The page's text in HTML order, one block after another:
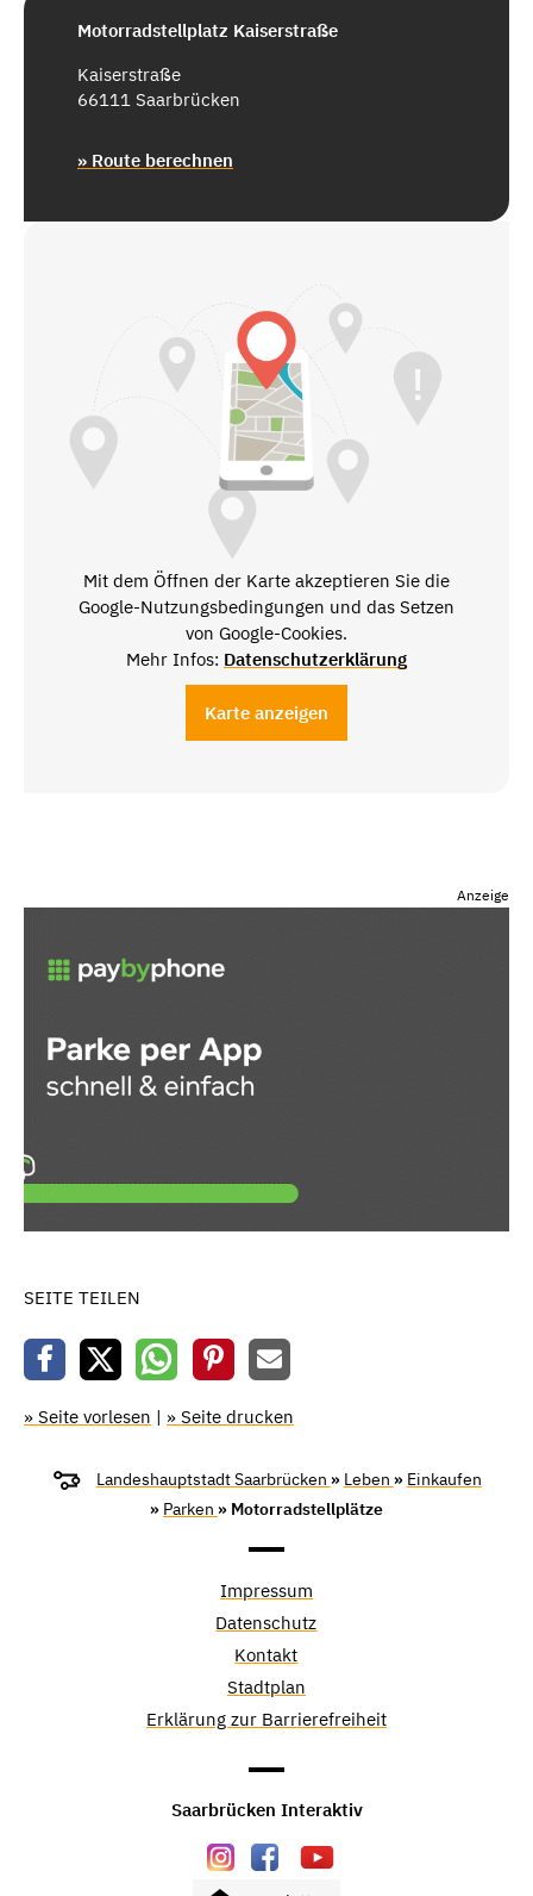
Motorradstellplatz Kaiserstraße
Kaiserstraße
66111 Saarbrücken
» Route berechnen
Mit dem Öffnen der Karte akzeptieren Sie die
Google-Nutzungsbedingungen und das Setzen
von Google-Cookies.
Mehr Infos: Datenschutzerklärung
Karte anzeigen
Anzeige
SEITE TEILEN
» Seite vorlesen | » Seite drucken
Landeshauptstadt Saarbrücken » Leben » Einkaufen
» Parken » Motorradstellplätze
Impressum
Datenschutz
Kontakt
Stadtplan
Erklärung zur Barrierefreiheit
Saarbrücken Interaktiv